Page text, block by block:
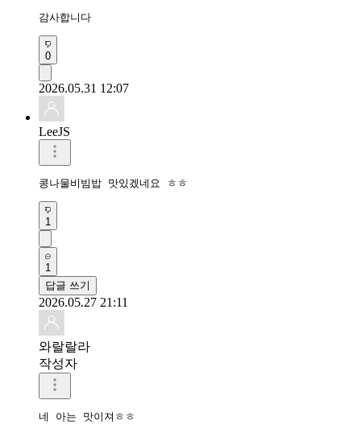
감사합니다
0
2026.05.31 12:07
LeeJS
콩나물비빔밥 맛있겠네요 ㅎㅎ
1
1
답글 쓰기
2026.05.27 21:11
와랄랄라
작성자
네 아는 맛이져ㅎㅎ